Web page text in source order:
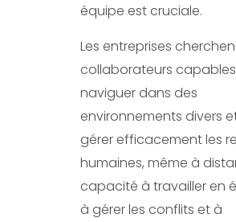
équipe est cruciale.
Les entreprises
collaborateurs
naviguer dans des
environnements divers
gérer efficacement les
humaines, même à
capacité à travailler en
à gérer les conflits et à